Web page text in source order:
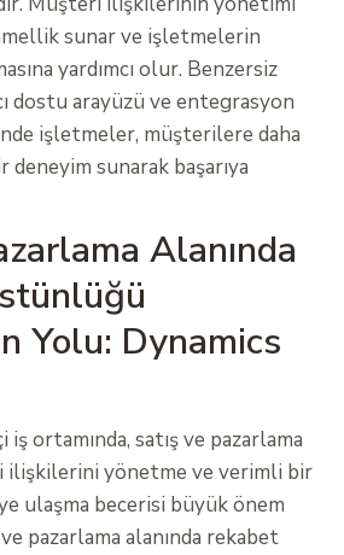
sunar ve işletmelerin
yardımcı olur. Benzersiz
dostu arayüzü ve entegrasyon
işletmeler, müşterilere daha
sunarak başarıya
Alanında
Yolu: Dynamics
ortamında, satış ve pazarlama
yönetme ve verimli bir
ulaşma becerisi büyük önem
ve pazarlama alanında rekabet